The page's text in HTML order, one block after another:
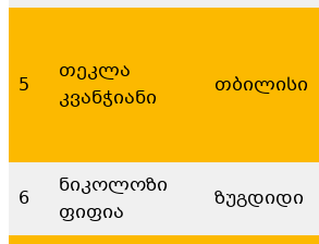
5
თეკლა
კვანჭიანი
თბილისი
6
ნიკოლოზი
ფიფია
ზუგდიდი